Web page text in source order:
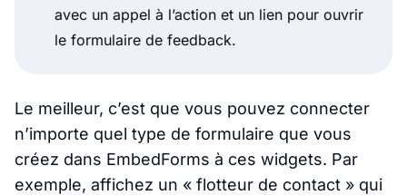
avec un appel à l’action et un lien pour ouvrir
le formulaire de feedback.
Le meilleur, c’est que vous pouvez connecter
n’importe quel type de formulaire que vous
créez dans EmbedForms à ces widgets. Par
exemple, affichez un « flotteur de contact » qui